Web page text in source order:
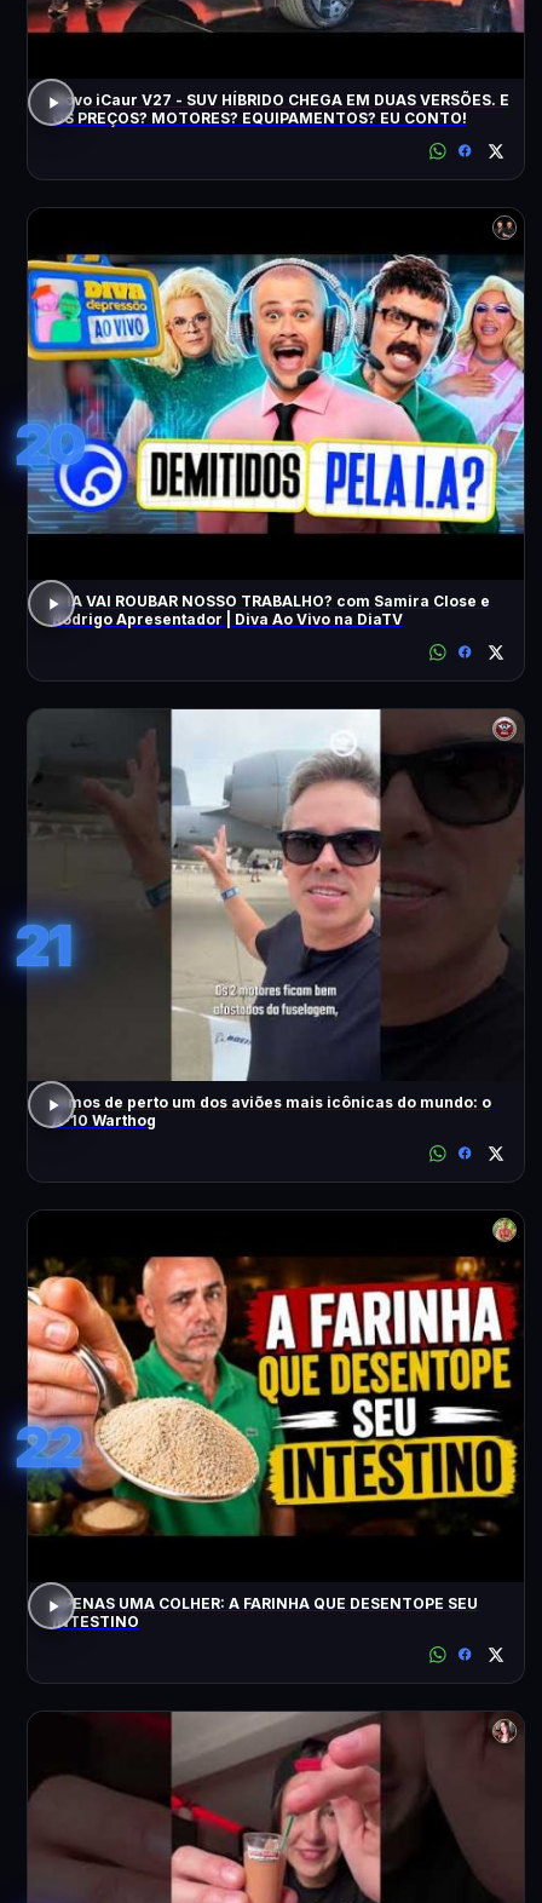
Novo iCaur V27 - SUV HÍBRIDO CHEGA EM DUAS VERSÕES. E
OS PREÇOS? MOTORES? EQUIPAMENTOS? EU CONTO!
20
A IA VAI ROUBAR NOSSO TRABALHO? com Samira Close e
Rodrigo Apresentador | Diva Ao Vivo na DiaTV
21
Vimos de perto um dos aviões mais icônicas do mundo: o
A-10 Warthog
22
APENAS UMA COLHER: A FARINHA QUE DESENTOPE SEU
INTESTINO